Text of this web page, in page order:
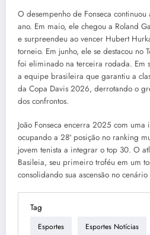
O desempenho de Fonseca
ano. Em maio, ele chegou a Roland
e surpreendeu ao vencer Hubert
torneio. Em junho, ele se destacou no
foi eliminado na terceira rodada. Em
a equipe brasileira que garantiu a
da Copa Davis 2026, derrotando o
dos confrontos.
João Fonseca encerra 2025 com
ocupando a 28ª posição no ranking
jovem tenista a integrar o top 30. O
Basileia, seu primeiro troféu em um
consolidando sua ascensão no
Tag
Esportes Esportes Notícias